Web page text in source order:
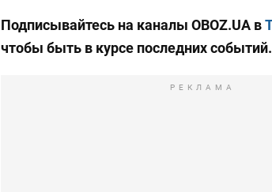
Подписывайтесь на каналы OBOZ.UA в
чтобы быть в курсе последних событий.
РЕКЛАМА